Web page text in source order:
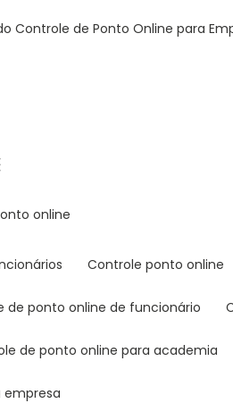
Controle de Ponto Online para
online
controle ponto online
de ponto online de funcionário
de ponto online para academia
empresa